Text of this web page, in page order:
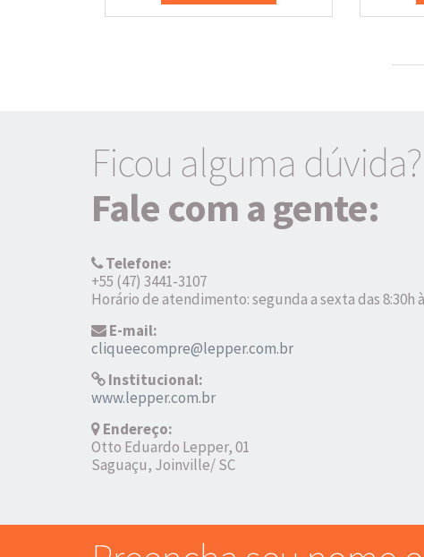
Ficou alguma dúvida?
Fale com a gente:
Telefone:
+55 (47) 3441-3107
Horário de atendimento: segunda a sexta das 8:30h
E-mail:
cliqueecompre@lepper.com.br
Institucional:
www.lepper.com.br
Endereço:
Otto Eduardo Lepper, 01
Saguaçu, Joinville/ SC